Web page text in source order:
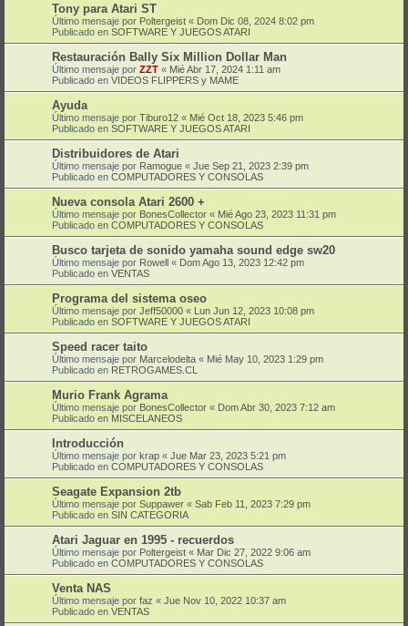
Tony para Atari ST
Último mensaje por Poltergeist « Dom Dic 08, 2024 8:02 pm
Publicado en SOFTWARE Y JUEGOS ATARI
Restauración Bally Six Million Dollar Man
Último mensaje por ZZT « Mié Abr 17, 2024 1:11 am
Publicado en VIDEOS FLIPPERS y MAME
Ayuda
Último mensaje por Tiburo12 « Mié Oct 18, 2023 5:46 pm
Publicado en SOFTWARE Y JUEGOS ATARI
Distribuidores de Atari
Último mensaje por Ramogue « Jue Sep 21, 2023 2:39 pm
Publicado en COMPUTADORES Y CONSOLAS
Nueva consola Atari 2600 +
Último mensaje por BonesCollector « Mié Ago 23, 2023 11:31 pm
Publicado en COMPUTADORES Y CONSOLAS
Busco tarjeta de sonido yamaha sound edge sw20
Último mensaje por Rowell « Dom Ago 13, 2023 12:42 pm
Publicado en VENTAS
Programa del sistema oseo
Último mensaje por Jeff50000 « Lun Jun 12, 2023 10:08 pm
Publicado en SOFTWARE Y JUEGOS ATARI
Speed racer taito
Último mensaje por Marcelodelta « Mié May 10, 2023 1:29 pm
Publicado en RETROGAMES.CL
Murio Frank Agrama
Último mensaje por BonesCollector « Dom Abr 30, 2023 7:12 am
Publicado en MISCELANEOS
Introducción
Último mensaje por krap « Jue Mar 23, 2023 5:21 pm
Publicado en COMPUTADORES Y CONSOLAS
Seagate Expansion 2tb
Último mensaje por Suppawer « Sab Feb 11, 2023 7:29 pm
Publicado en SIN CATEGORIA
Atari Jaguar en 1995 - recuerdos
Último mensaje por Poltergeist « Mar Dic 27, 2022 9:06 am
Publicado en COMPUTADORES Y CONSOLAS
Venta NAS
Último mensaje por faz « Jue Nov 10, 2022 10:37 am
Publicado en VENTAS